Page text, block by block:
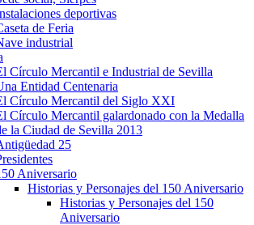
deportivas
de Feria
industrial
Círculo Mercantil e Industrial de Sevilla
Entidad Centenaria
Círculo Mercantil del Siglo XXI
Círculo Mercantil galardonado con la Medalla
la Ciudad de Sevilla 2013
25
Aniversario
Historias y Personajes del 150 Aniversario
Historias y Personajes del 150
Aniversario